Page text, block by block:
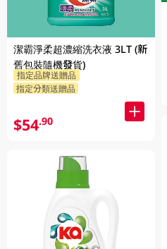
潔霸淨柔超濃縮洗衣液 3LT (新
舊包裝隨機發貨)
指定品牌送贈品
指定分類送贈品
$54.90